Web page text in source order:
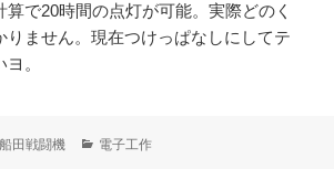
算で20時間の点灯が可能。実際どのく
りません。現在つけっぱなしにしてテ
。
作
船田戦闘機
カ
電子工作